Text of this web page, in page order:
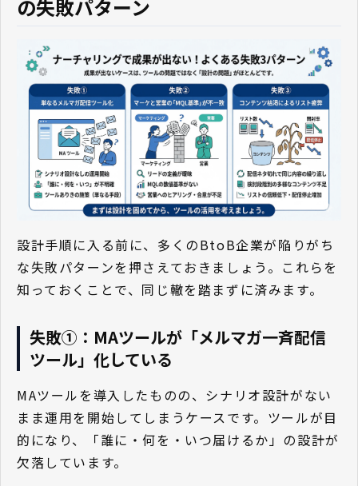
の失敗パターン
設計手順に入る前に、多くのBtoB企業が陥りがち
な失敗パターンを押さえておきましょう。これらを
知っておくことで、同じ轍を踏まずに済みます。
失敗①：MAツールが「メルマガ一斉配信
ツール」化している
MAツールを導入したものの、シナリオ設計がない
まま運用を開始してしまうケースです。ツールが目
的になり、「誰に・何を・いつ届けるか」の設計が
欠落しています。